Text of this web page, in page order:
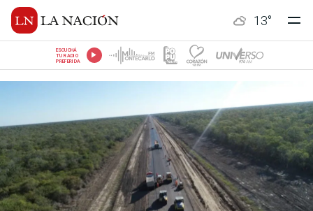
13°
ESCUCHÁ
TU RADIO
PREFERIDA